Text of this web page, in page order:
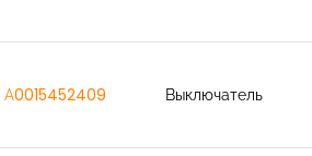
A0015452409 Выключатель